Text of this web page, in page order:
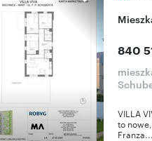
840
VILLA
to